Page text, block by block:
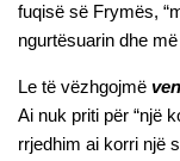
fuqisë së Frymës,
ngurtësuarin dhe
Le të vëzhgojmë
Ai nuk priti për “një
rrjedhim ai korri një